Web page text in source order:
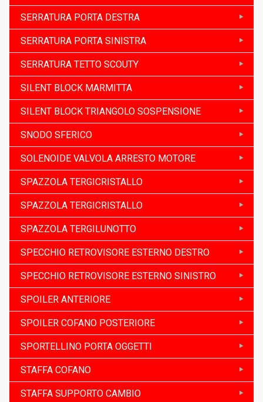
SERRATURA PORTA DESTRA
SERRATURA PORTA SINISTRA
SERRATURA TETTO SCOUTY
SILENT BLOCK MARMITTA
SILENT BLOCK TRIANGOLO SOSPENSIONE
SNODO SFERICO
SOLENOIDE VALVOLA ARRESTO MOTORE
SPAZZOLA TERGICRISTALLO
SPAZZOLA TERGICRISTALLO
SPAZZOLA TERGILUNOTTO
SPECCHIO RETROVISORE ESTERNO DESTRO
SPECCHIO RETROVISORE ESTERNO SINISTRO
SPOILER ANTERIORE
SPOILER COFANO POSTERIORE
SPORTELLINO PORTA OGGETTI
STAFFA COFANO
STAFFA SUPPORTO CAMBIO